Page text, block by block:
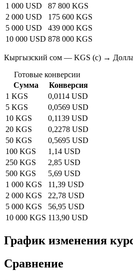
1 000 USD
87 800 KGS
2 000 USD
175 600 KGS
5 000 USD
439 000 KGS
10 000 USD 878 000 KGS
Кыргызский сом — KGS (с) →
Готовые конверсии
Сумма
Конверсия
1 KGS
0,0114 USD
5 KGS
0,0569 USD
10 KGS
0,1139 USD
20 KGS
0,2278 USD
50 KGS
0,5695 USD
100 KGS
1,14 USD
250 KGS
2,85 USD
500 KGS
5,69 USD
1 000 KGS
11,39 USD
2 000 KGS
22,78 USD
5 000 KGS
56,95 USD
10 000 KGS 113,90 USD
График изменения
Сравнение